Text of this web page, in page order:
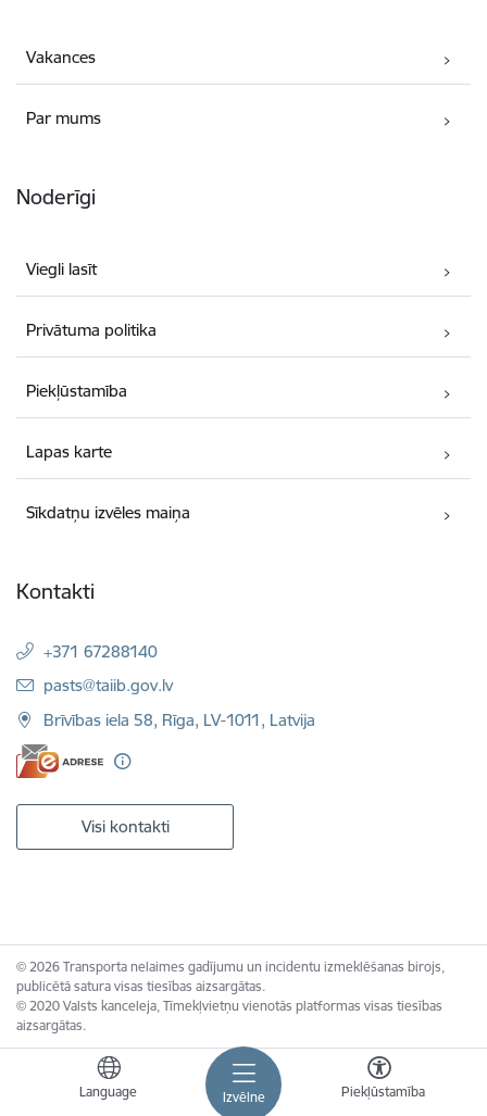
Izvēlne
Language Piekļūstamība
Vakances
Par mums
Noderīgi
Viegli lasīt
Privātuma politika
Piekļūstamība
Lapas karte
Sīkdatņu izvēles maiņa
Kontakti
+371 67288140
E-pasts:
pasts@taiib.gov.lv
Brīvības iela 58, Rīga, LV-1011, Latvija
Visi kontakti
© 2026 Transporta nelaimes gadījumu un incidentu izmeklēšanas birojs,
publicētā satura visas tiesības aizsargātas.
© 2020 Valsts kanceleja, Tīmekļvietņu vienotās platformas visas tiesības
aizsargātas.